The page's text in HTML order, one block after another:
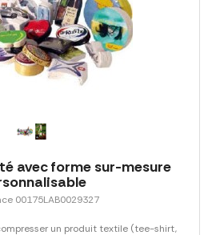
avec forme sur-mesure
00175LAB0029327
un produit textile (tee-shirt,